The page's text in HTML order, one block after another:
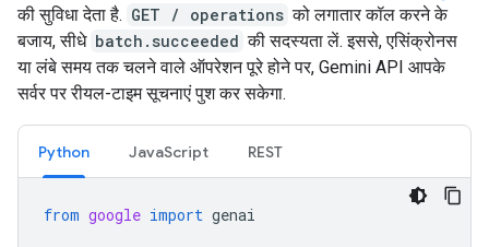
की सुविधा देता है. GET / operations को लगातार कॉल करने के
बजाय, सीधे batch.succeeded की सदस्यता लें. इससे, एसिंक्रोनस
या लंबे समय तक चलने वाले ऑपरेशन पूरे होने पर, Gemini API आपके
सर्वर पर रीयल-टाइम सूचनाएं पुश कर सकेगा.
Python JavaScript REST
from google import genai